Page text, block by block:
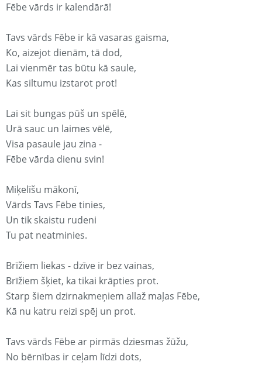
Fēbe vārds ir kalendārā!
Tavs vārds Fēbe ir kā vasaras gaisma,
Ko, aizejot dienām, tā dod,
Lai vienmēr tas būtu kā saule,
Kas siltumu izstarot prot!
Lai sit bungas pūš un spēlē,
Urā sauc un laimes vēlē,
Visa pasaule jau zina -
Fēbe vārda dienu svin!
Miķelīšu mākonī,
Vārds Tavs Fēbe tinies,
Un tik skaistu rudeni
Tu pat neatminies.
Brīžiem liekas - dzīve ir bez vainas,
Brīžiem šķiet, ka tikai krāpties prot.
Starp šiem dzirnakmeņiem allaž maļas Fēbe,
Kā nu katru reizi spēj un prot.
Tavs vārds Fēbe ar pirmās dziesmas žūžu,
No bērnības ir ceļam līdzi dots,